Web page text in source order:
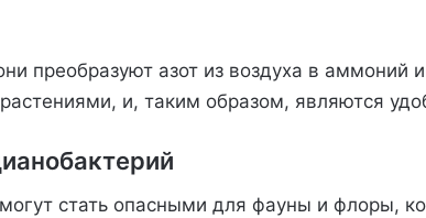
преобразуют азот из воздуха в аммоний
растениями, и, таким образом, являются
стать опасными для фауны и флоры,